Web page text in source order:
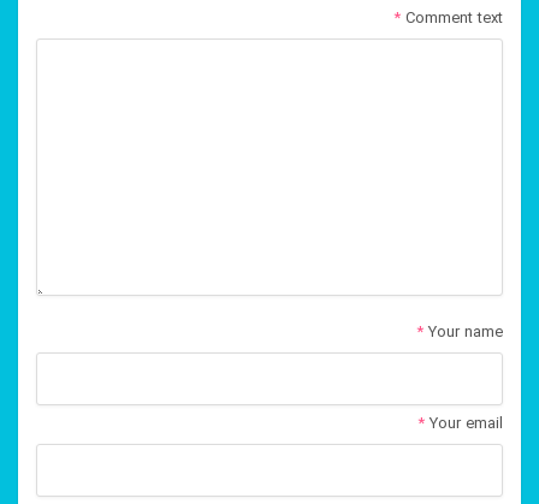
Comment text
*
Your name
*
Your email
*